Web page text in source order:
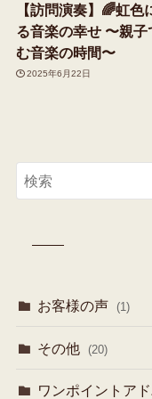
【訪問演奏】🌈虹色
る音楽の幸せ 〜親子
む音楽の時間〜
2025年6月22日
お客様の声 (1)
その他 (20)
ワンポイントア